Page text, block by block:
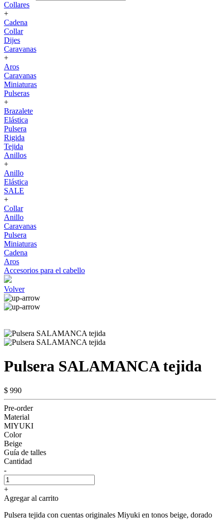
Collares
+
Cadena
Collar
Dijes
Caravanas
+
Aros
Caravanas
Miniaturas
Pulseras
+
Brazalete
Elástica
Pulsera
Rigida
Tejida
Anillos
+
Anillo
Elástica
SALE
+
Collar
Anillo
Caravanas
Pulsera
Miniaturas
Cadena
Aros
Accesorios para el cabello
Volver
Pulsera SALAMANCA tejida
$ 990
Pre-order
Material
MIYUKI
Color
Beige
Guía de talles
Cantidad
-
+
Agregar al carrito
Pulsera tejida con cuentas originales Miyuki en tonos beige, dorado